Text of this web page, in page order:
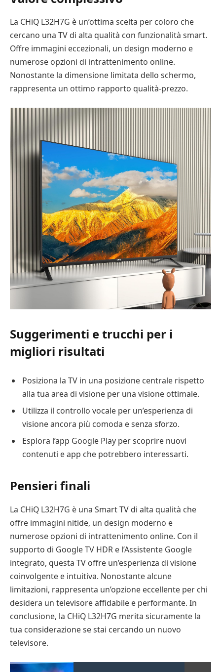
La CHiQ L32H7G è un’ottima scelta per coloro che
cercano una TV di alta qualità con funzionalità smart.
Offre immagini eccezionali, un design moderno e
numerose opzioni di intrattenimento online.
Nonostante la dimensione limitata dello schermo,
rappresenta un ottimo rapporto qualità-prezzo.
Suggerimenti e trucchi per i
migliori risultati
Posiziona la TV in una posizione centrale rispetto
alla tua area di visione per una visione ottimale.
Utilizza il controllo vocale per un’esperienza di
visione ancora più comoda e senza sforzo.
Esplora l’app Google Play per scoprire nuovi
contenuti e app che potrebbero interessarti.
Pensieri finali
La CHiQ L32H7G è una Smart TV di alta qualità che
offre immagini nitide, un design moderno e
numerose opzioni di intrattenimento online. Con il
supporto di Google TV HDR e l’Assistente Google
integrato, questa TV offre un’esperienza di visione
coinvolgente e intuitiva. Nonostante alcune
limitazioni, rappresenta un’opzione eccellente per chi
desidera un televisore affidabile e performante. In
conclusione, la CHiQ L32H7G merita sicuramente la
tua considerazione se stai cercando un nuovo
televisore.